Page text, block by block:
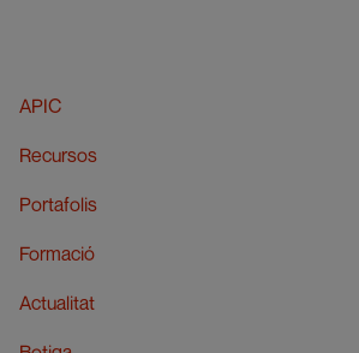
APIC
Recursos
Portafolis
Formació
Actualitat